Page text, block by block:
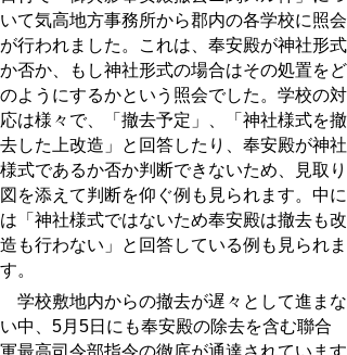
いて気高地方事務所から郡内の各学校に照会
が行われました。これは、奉安殿が神社形式
か否か、もし神社形式の場合はその処置をど
のようにするかという照会でした。学校の対
応は様々で、「撤去予定」、「神社様式を撤
去した上改造」と回答したり、奉安殿が神社
様式であるか否か判断できないため、見取り
図を添えて判断を仰ぐ例も見られます。中に
は「神社様式ではないため奉安殿は撤去も改
造も行わない」と回答している例も見られま
す。
学校敷地内からの撤去が遅々として進まな
い中、5月5日にも奉安殿の除去を含む聯合
軍最高司令部指令の徹底が通達されています